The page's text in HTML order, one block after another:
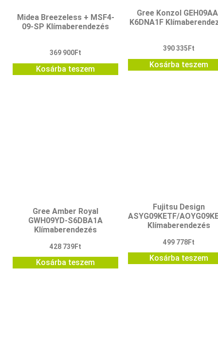
Midea Breezeless + MSF4-
09-SP Klímaberendezés
369 900Ft
Kosárba teszem
Gree Konzol
K6DNA1F
390 335 Ft
Kosárba teszem
Gree Amber Royal
GWH09YD-S6DBA1A
Klímaberendezés
428 739Ft
Kosárba teszem
Fujitsu Design
ASYG09KETF/
Klímaberendezés
499 778Ft
Kosárba teszem